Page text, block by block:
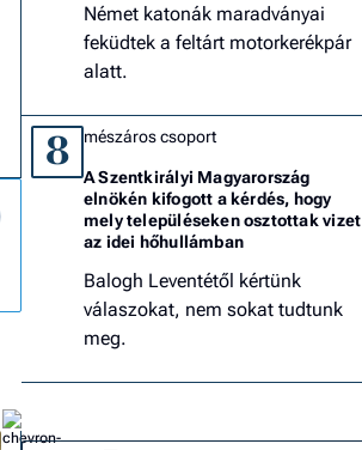
Német katonák maradványai
feküdtek a feltárt motorkerékpár
alatt.
8 mészáros csoport
A Szentkirályi Magyarország
elnökén kifogott a kérdés, hogy
mely településeken osztottak vizet
az idei hőhullámban
Balogh Leventétől kértünk
válaszokat, nem sokat tudtunk
meg.